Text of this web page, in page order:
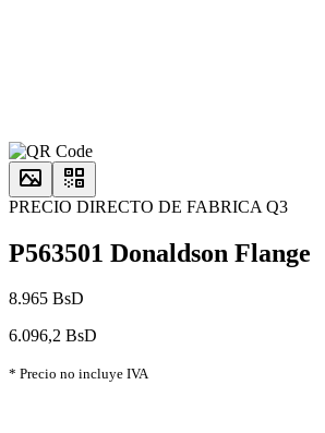
PRECIO DIRECTO DE FABRICA Q3
P563501 Donaldson Flange
8.965 BsD
6.096,2 BsD
* Precio no incluye IVA